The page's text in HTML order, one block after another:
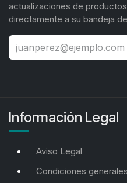
actualizaciones de
directamente a su bandeja
Información Legal
Aviso Legal
Condiciones